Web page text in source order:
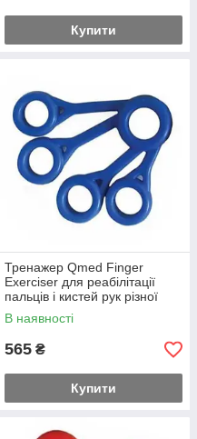
различного происхождения;
варикозной болезни;
синдроме хронической
Купити
Тренажер Qmed Finger
Exerciser для реабілітації
пальців і кистей рук різної
жорсткості Синій
В наявності
565 ₴
Купити